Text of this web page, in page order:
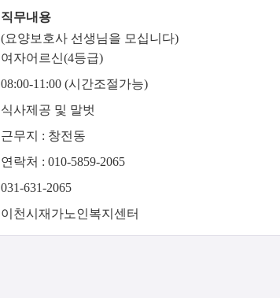
직무내용
(요양보호사 선생님을 모십니다)
여자어르신(4등급)
08:00-11:00 (시간조절가능)
식사제공 및 말벗
근무지 : 창전동
연락처 : 010-5859-2065
031-631-2065
이천시재가노인복지센터